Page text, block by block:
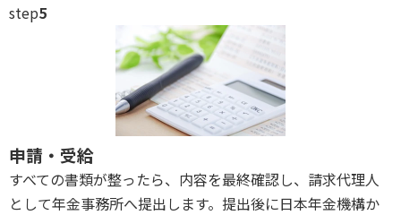
step5
申請・受給
すべての書類が整ったら、内容を最終確認し、請求代理人
として年金事務所へ提出します。提出後に日本年金機構か